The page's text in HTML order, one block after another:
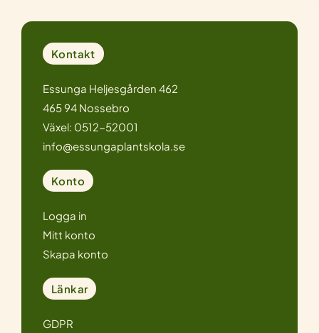
Kontakt
Essunga Heljesgården 462
465 94 Nossebro
Växel: 0512-52001
info@essungaplantskola.se
Konto
Logga in
Mitt konto
Skapa konto
Länkar
GDPR